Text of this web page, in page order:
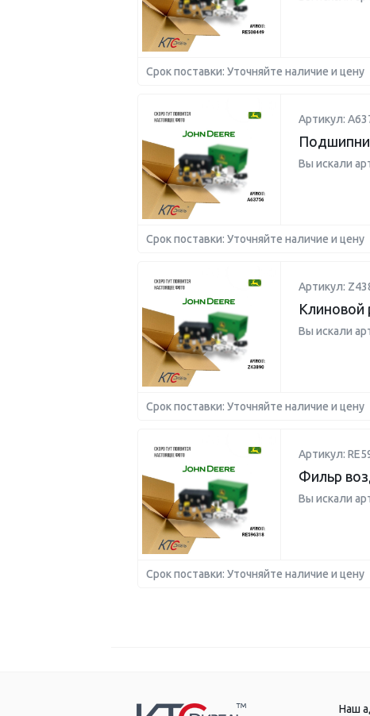
Срок поставки: Уточняйте наличие и цену
Артикул:
Вы искали
Срок поставки: Уточняйте наличие и цену
Артикул:
Вы искали
Срок поставки: Уточняйте наличие и цену
Артикул:
Фильр
Вы искали
Срок поставки: Уточняйте наличие и цену
Наш